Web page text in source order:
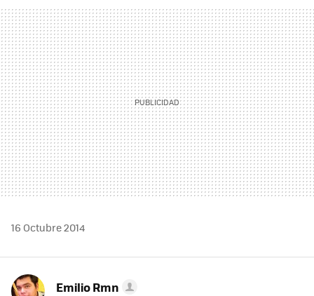
MAIL
16 Octubre 2014
Emilio Rmn